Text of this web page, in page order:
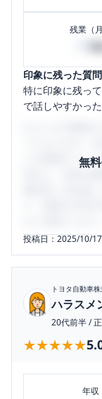
残業（月
印象に残った質問
特に印象に残っ
で話しやすかっ
無
うになります。
ミの投稿サイト
判など、女性の
輩社員（元社員
り、将来の不安
投稿日：2025/10/17
トヨタ自動車
ハラスメ
20代前半/
★★★★★
★★★★★
年収